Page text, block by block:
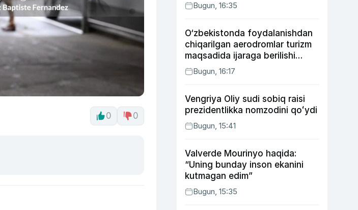
0 0
Bugun, 16:35
O‘zbekistonda foydalanishdan
chiqarilgan aerodromlar turizm
maqsadida ijaraga berilishi
mumkin
Bugun, 16:17
Vengriya Oliy sudi sobiq raisi
prezidentlikka nomzodini qoʻydi
Bugun, 15:41
Valverde Mourinyo haqida:
“Uning bunday inson ekanini
kutmagan edim”
Bugun, 15:35